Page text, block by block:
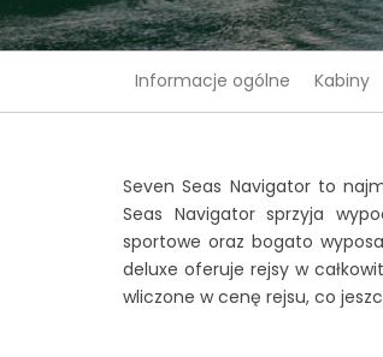
Informacje ogólne Kabiny
Seven Seas Navigator to
Seas Navigator sprzyja
sportowe oraz bogato
deluxe oferuje rejsy w
wliczone w cenę rejsu, co